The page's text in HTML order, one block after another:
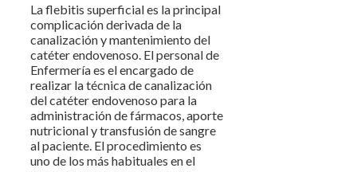
La flebitis superficial es la principal
complicación derivada de la
canalización y mantenimiento del
catéter endovenoso. El personal de
Enfermería es el encargado de
realizar la técnica de canalización
del catéter endovenoso para la
administración de fármacos, aporte
nutricional y transfusión de sangre
al paciente. El procedimiento es
uno de los más habituales en el